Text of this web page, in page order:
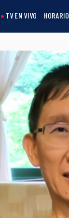
TV EN VIVO HORARIO